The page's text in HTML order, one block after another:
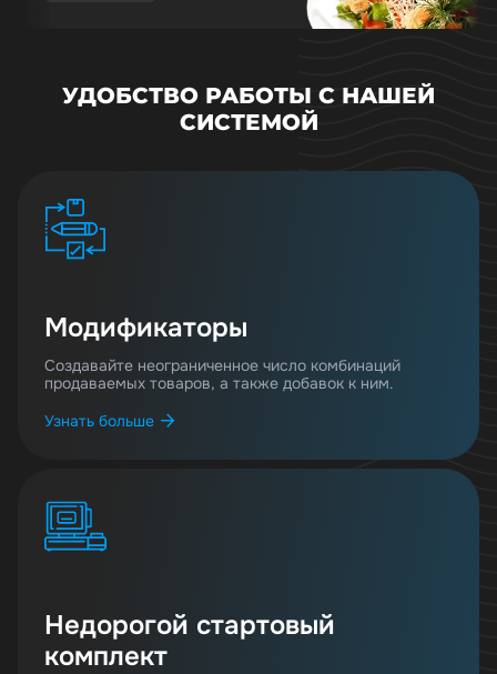
УДОБСТВО РАБОТЫ С НАШЕЙ
СИСТЕМОЙ
Модификаторы
Создавайте неограниченное число комбинаций
продаваемых товаров, а также добавок к ним.
Узнать больше
Недорогой стартовый
комплект